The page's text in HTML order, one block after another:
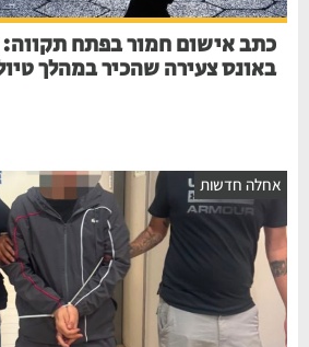
כתב אישום חמור בפתח תקווה:
באונס צעירה שהכיר במהלך טיול
חדשות